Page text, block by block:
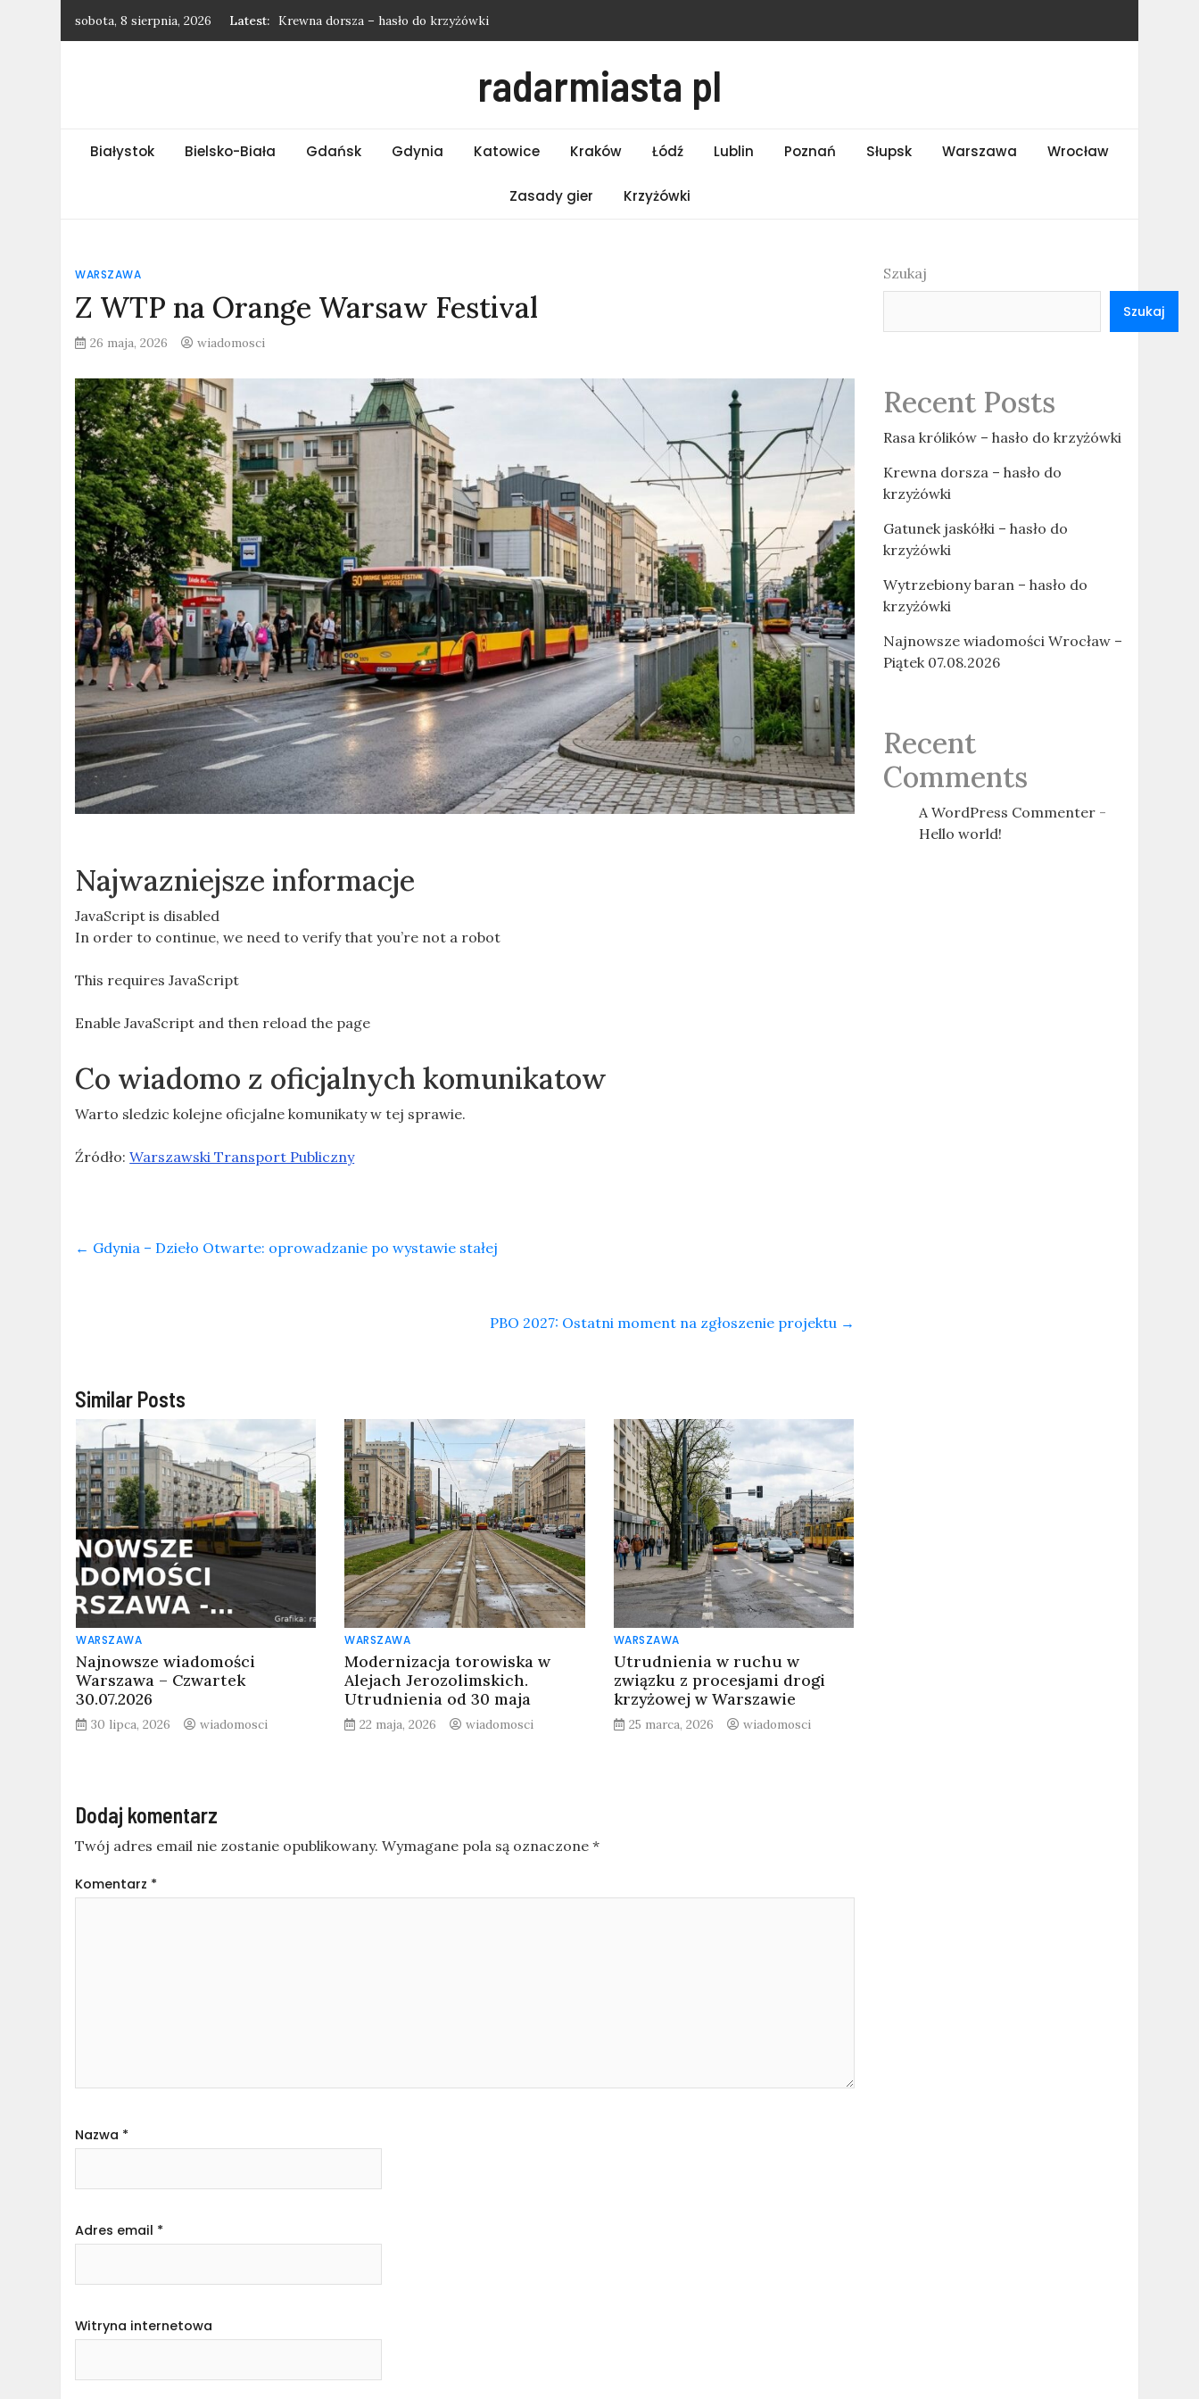
sobota, 8 sierpnia, 2026 Latest: Krewna dorsza – hasło do krzyżówki
Najnowsze wiadomości Wrocław – Piątek 07.08.2026radarmiasta pl
Białystok Bielsko-Biała Gdańsk Gdynia Katowice Kraków Łódź Lublin Poznań Słupsk Warszawa Wrocław
Zasady gier Krzyżówki
WARSZAWA
Z WTP na Orange Warsaw Festival
26 maja, 2026 wiadomosci
Najwazniejsze informacje
JavaScript is disabled
In order to continue, we need to verify that you’re not a robot
This requires JavaScript
Enable JavaScript and then reload the page
Co wiadomo z oficjalnych komunikatow
Warto sledzic kolejne oficjalne komunikaty w tej sprawie.
Źródło:Warszawski Transport Publiczny
← Gdynia – Dzieło Otwarte: oprowadzanie po wystawie stałej
PBO 2027: Ostatni moment na zgłoszenie projektu →
Similar Posts
WARSZAWA
Najnowsze wiadomości
Warszawa – Czwartek
30.07.2026
30 lipca, 2026 wiadomosci
WARSZAWA
Modernizacja torowiska w
Alejach Jerozolimskich.
Utrudnienia od 30 maja
22 maja, 2026 wiadomosci
WARSZAWA
Utrudnienia w ruchu w
związku z procesjami drogi
krzyżowej w Warszawie
25 marca, 2026 wiadomosci
Dodaj komentarz
Twój adres email nie zostanie opublikowany. Wymagane pola są oznaczone*
Komentarz *
Nazwa *
Adres email *
Witryna internetowa
Szukaj
Szukaj
Recent Posts
Rasa królików – hasło do krzyżówki
Krewna dorsza – hasło do
krzyżówki
Gatunek jaskółki – hasło do
krzyżówki
Wytrzebiony baran – hasło do
krzyżówki
Najnowsze wiadomości Wrocław –
Piątek 07.08.2026
Recent
Comments
A WordPress Commenter-
Hello world!